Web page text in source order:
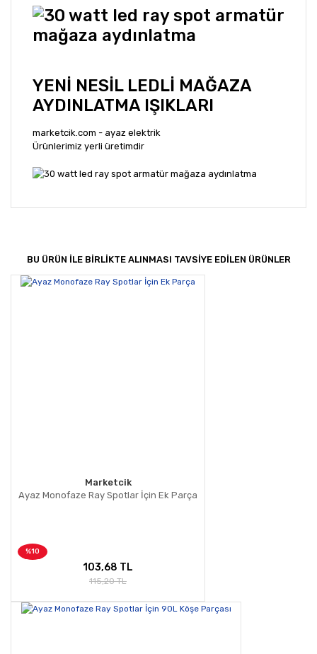
YENİ NESİL LEDLİ MAĞAZA
AYDINLATMA IŞIKLARI
marketcik.com - ayaz elektrik
Ürünlerimiz yerli üretimdir
Yorum Yaz
Bu ürünün fiyat bilgisi, resim, ürün açıklamalarında ve
Ürün resmi kalitesiz, bozuk veya görüntülenemiyor.
BU ÜRÜN İLE BİRLİKTE ALINMASI TAVSİYE EDİLEN ÜRÜNLER
Marketcik
Ayaz Monofaze Ray Spotlar İçin Ek Parça
%10
103,68 TL
115,20 TL